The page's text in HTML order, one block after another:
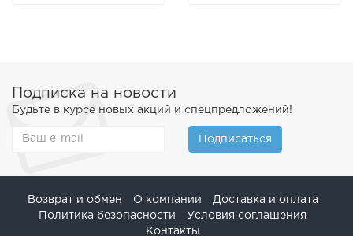
Подписка на новости
Будьте в курсе новых акций и спецпредложений!
Подписаться
Возврат и обмен О компании
Доставка и оплата
Политика безопасности
Условия соглашения
Контакты